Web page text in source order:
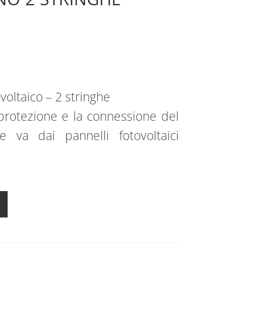
– 2 stringhe
e la connessione del
va dai pannelli fotovoltaici